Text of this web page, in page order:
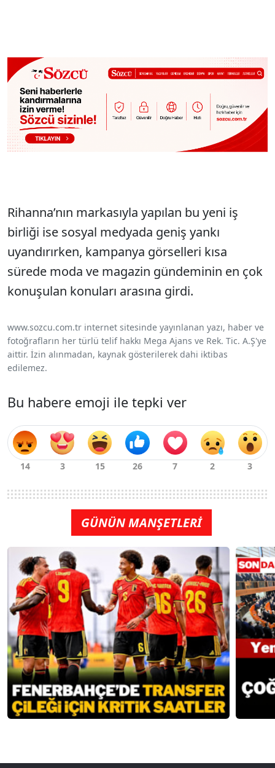
Rihanna’nın markasıyla yapılan bu yeni iş
birliği ise sosyal medyada geniş yankı
uyandırırken, kampanya görselleri kısa
sürede moda ve magazin gündeminin en çok
konuşulan konuları arasına girdi.
www.sozcu.com.tr internet sitesinde yayınlanan yazı, haber ve
fotoğrafların her türlü telif hakkı Mega Ajans ve Rek. Tic. A.Ş'ye
aittir. İzin alınmadan, kaynak gösterilerek dahi iktibas
edilemez.
Bu habere emoji ile tepki ver
GÜNÜN MANŞETLERİ